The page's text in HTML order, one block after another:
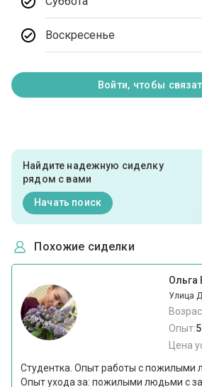
Воскресенье
Войти, чтобы
Найдите надежную сиделку
рядом с вами
Начать поиск
Похожие сиделки
Ольга
Улица
Опыт:
Цена
Студентка. Опыт работы с пожилыми
Опыт ухода за: пожилыми людьми с